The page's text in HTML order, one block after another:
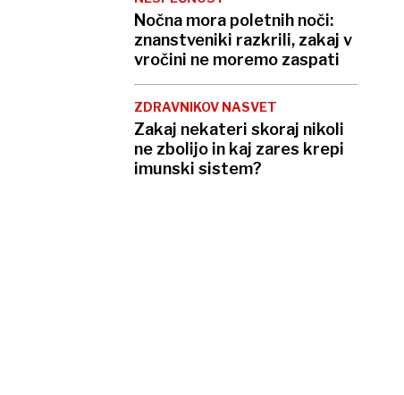
Nočna mora poletnih noči:
znanstveniki razkrili, zakaj v
vročini ne moremo zaspati
ZDRAVNIKOV NASVET
Zakaj nekateri skoraj nikoli
ne zbolijo in kaj zares krepi
imunski sistem?